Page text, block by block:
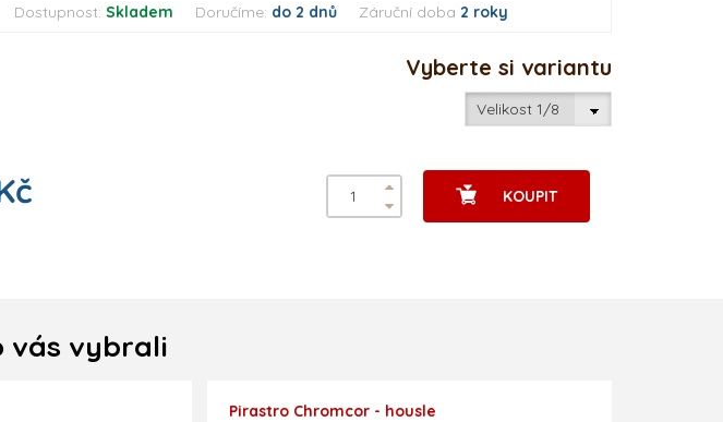
Dostupnost: Skladem Doručíme: do 2 dnů Záruční doba 2 roky
Vyberte si variantu
KOUPIT
vás vybrali
Pirastro Chromcor - housle